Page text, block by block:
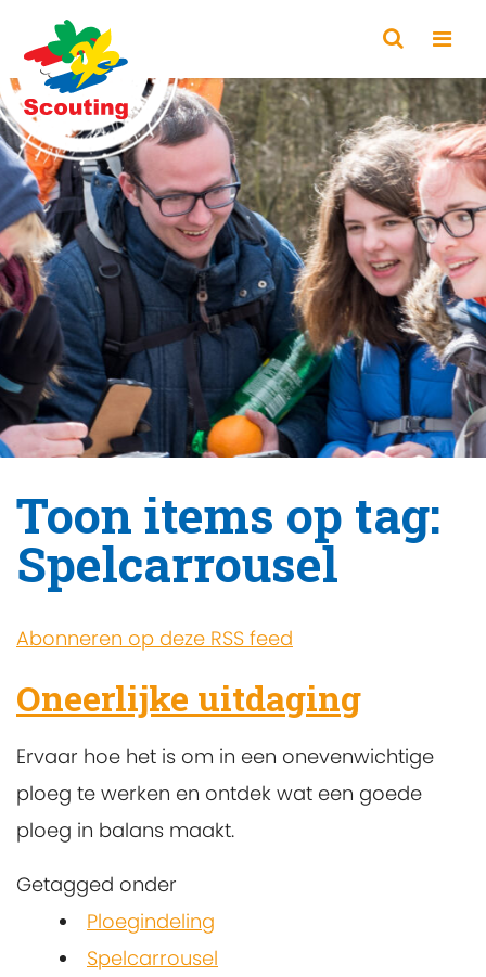
Toon items op tag:
Spelcarrousel
Abonneren op deze RSS feed
Oneerlijke uitdaging
Ervaar hoe het is om in een onevenwichtige
ploeg te werken en ontdek wat een goede
ploeg in balans maakt.
Getagged onder
Ploegindeling
Spelcarrousel